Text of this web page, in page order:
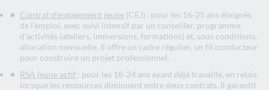
Contrat d’engagement jeune (CEJ) : pour les 16‑25 ans éloignés
de l’emploi, avec suivi intensif par un conseiller, programme
d’activités (ateliers, immersions, formations) et, sous conditions,
allocation mensuelle. Il offre un cadre régulier, un fil conducteur
pour construire un projet professionnel.
RSA jeune actif: pour les 18‑24 ans ayant déjà travaillé, en relais
lorsque les ressources diminuent entre deux contrats. Il garantit